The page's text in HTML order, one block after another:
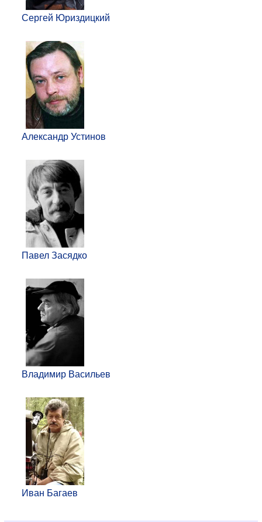
Сергей Юриздицкий
Александр Устинов
Павел Засядко
Владимир Васильев
Иван Багаев